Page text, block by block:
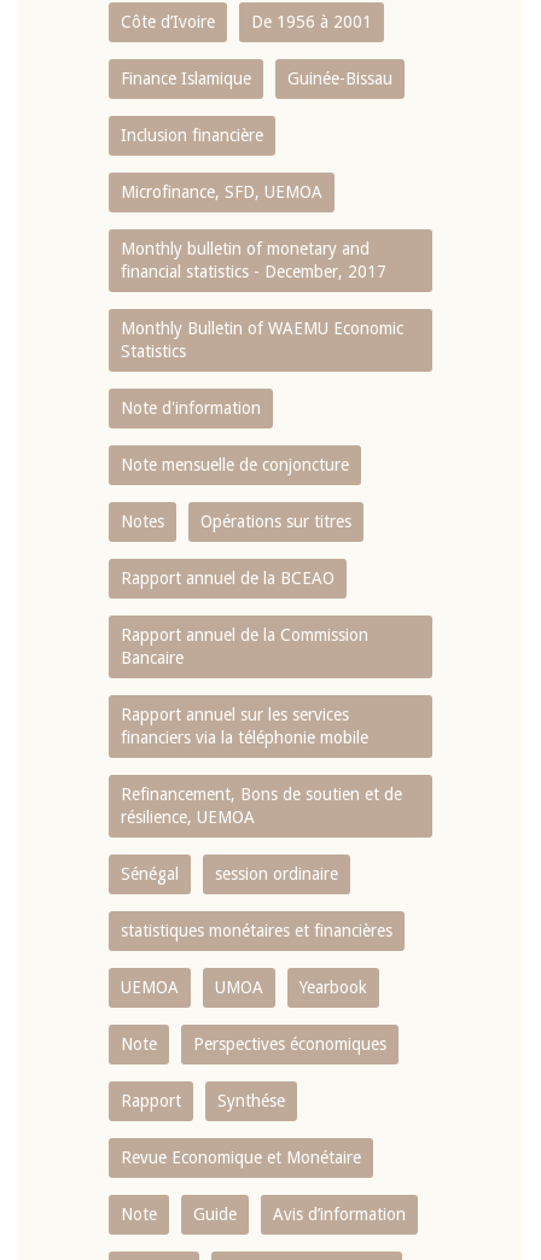
Côte d’Ivoire De 1956 à 2001
Finance Islamique Guinée-Bissau
Inclusion financière
Microfinance, SFD, UEMOA
Monthly bulletin of monetary and
financial statistics - December, 2017
Monthly Bulletin of WAEMU Economic
Statistics
Note d'information
Note mensuelle de conjoncture
Notes Opérations sur titres
Rapport annuel de la BCEAO
Rapport annuel de la Commission
Bancaire
Rapport annuel sur les services
financiers via la téléphonie mobile
Refinancement, Bons de soutien et de
résilience, UEMOA
Sénégal session ordinaire
statistiques monétaires et financières
UEMOA UMOA Yearbook
Note Perspectives économiques
Rapport Synthése
Revue Economique et Monétaire
Note Guide Avis d’information